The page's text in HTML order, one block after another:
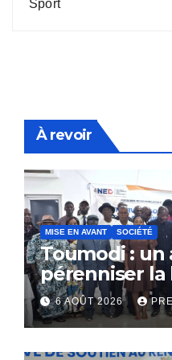
Sport
À revoir
MISE EN AVANT SOCIÉTÉ
Toumodi :
pérenniser
6 AOÛT 2026